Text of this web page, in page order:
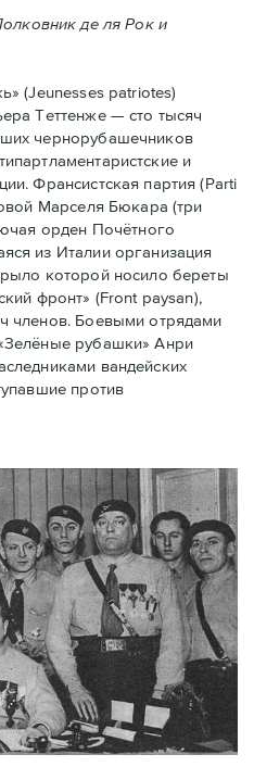
де ля Рок и
(Jeunesses patriotes)
Тeттенже — cто тысяч
чернорубашечников
и
Франсистская партия (Parti
Марселя Бюкара (три
орден Почётного
из Италии организация
которой носило береты
фронт» (Front paysan),
членов. Боевыми отрядами
рубашки» Анри
вандейских
против